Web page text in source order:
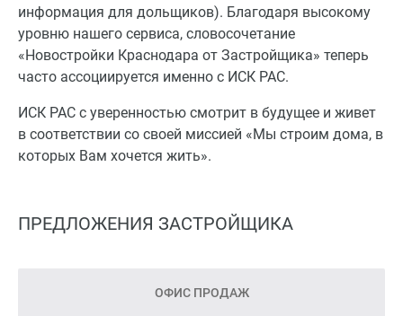
информация для дольщиков). Благодаря высокому
уровню нашего сервиса, словосочетание
«Новостройки Краснодара от Застройщика» теперь
часто ассоциируется именно с ИСК РАС.
ИСК РАС с уверенностью смотрит в будущее и живет
в соответствии со своей миссией «Мы строим дома, в
которых Вам хочется жить».
ПРЕДЛОЖЕНИЯ ЗАСТРОЙЩИКА
ОФИС ПРОДАЖ